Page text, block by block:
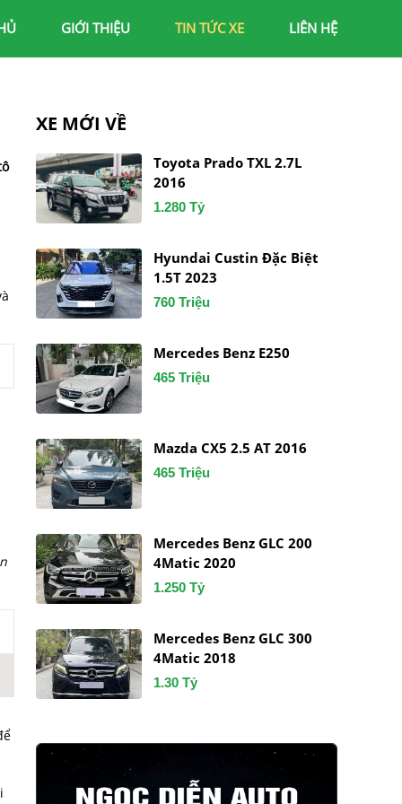
GIỚI THIỆU TIN TỨC XE LIÊN HỆ
XE MỚI VỀ
Toyota Prado TXL 2.7L
2016
1.280 Tỷ
Hyundai Custin Đặc Biệt
1.5T 2023
760 Triệu
Mercedes Benz E250
465 Triệu
Mazda CX5 2.5 AT 2016
465 Triệu
Mercedes Benz GLC 200
4Matic 2020
1.250 Tỷ
Mercedes Benz GLC 300
4Matic 2018
1.30 Tỷ